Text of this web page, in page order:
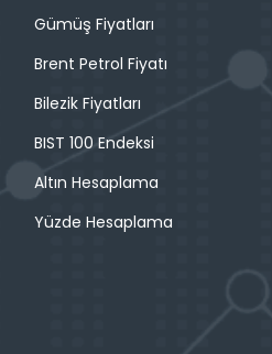
Gümüş Fiyatları
Brent Petrol Fiyatı
Bilezik Fiyatları
BIST 100 Endeksi
Altın Hesaplama
Yüzde Hesaplama